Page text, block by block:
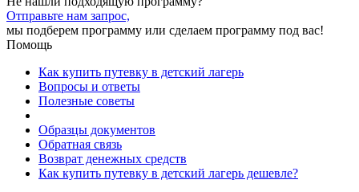
Отправьте нам запрос,
мы подберем программу или сделаем программу под вас!
Помощь
Как купить путевку в детский лагерь
Вопросы и ответы
Полезные советы
Образцы документов
Обратная связь
Возврат денежных средств
Как купить путевку в детский лагерь дешевле?